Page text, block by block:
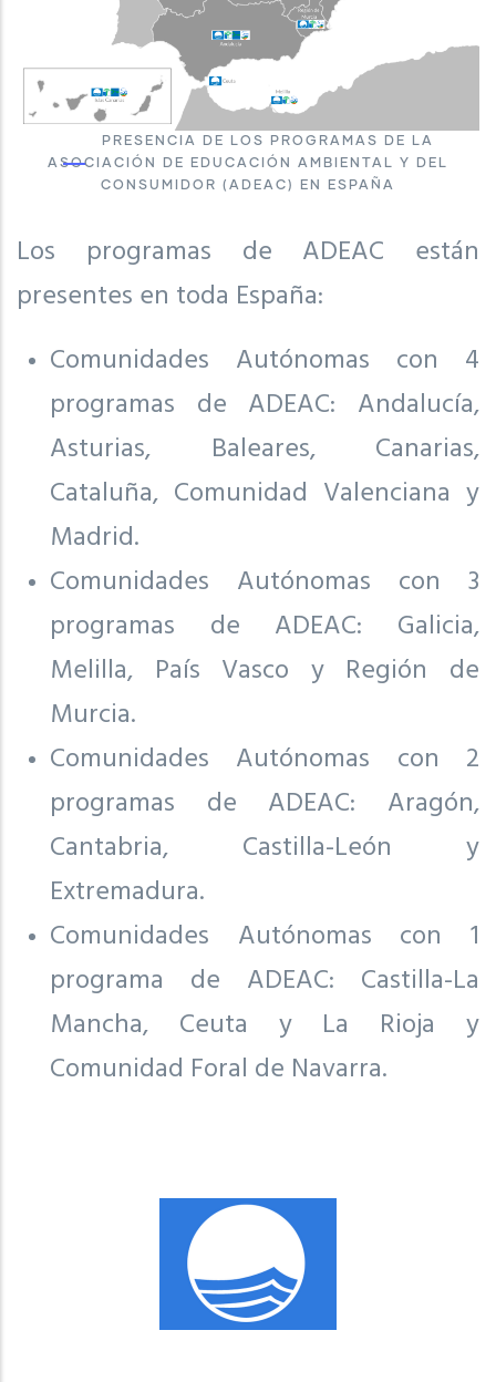
PRESENCIA DE LOS PROGRAMAS DE LA
ASOCIACIÓN DE EDUCACIÓN AMBIENTAL Y DEL
CONSUMIDOR (ADEAC) EN ESPAÑA
Los programas de ADEAC están
presentes en toda España:
Comunidades Autónomas con 4
programas de ADEAC: Andalucía,
Asturias, Baleares, Canarias,
Cataluña, Comunidad Valenciana y
Madrid.
Comunidades Autónomas con 3
programas de ADEAC: Galicia,
Melilla, País Vasco y Región de
Murcia.
Comunidades Autónomas con 2
programas de ADEAC: Aragón,
Cantabria, Castilla-León y
Extremadura.
Comunidades Autónomas con 1
programa de ADEAC: Castilla-La
Mancha, Ceuta y La Rioja y
Comunidad Foral de Navarra.